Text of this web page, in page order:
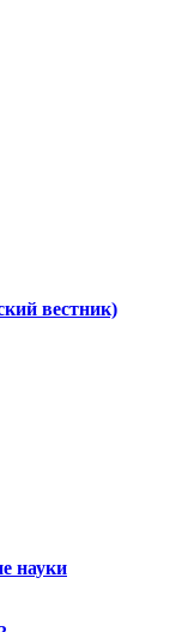
вестник)
науки